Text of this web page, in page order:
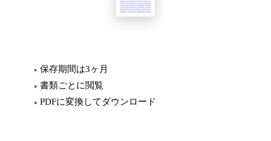
保存期間は3ヶ月
書類ごとに閲覧
PDFに変換してダウンロード